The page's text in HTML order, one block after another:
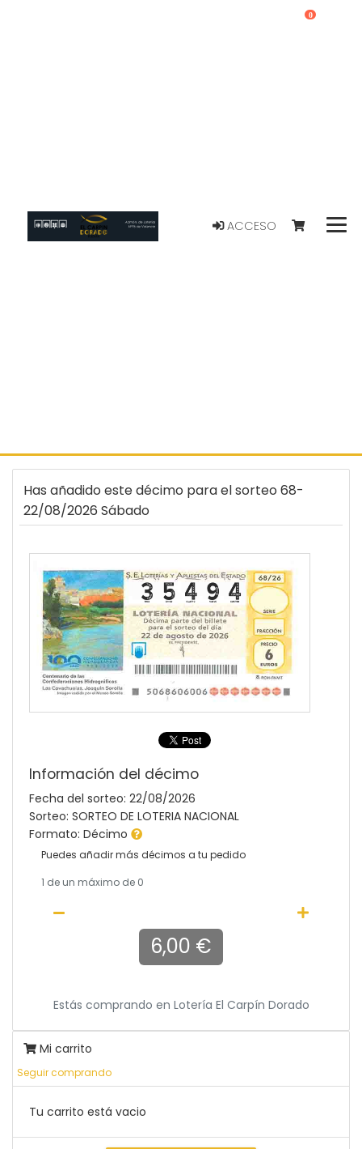
ACCESO
0
Has añadido este décimo para el sorteo 68-
22/08/2026 Sábado
Información del décimo
Fecha del sorteo: 22/08/2026
Sorteo: SORTEO DE LOTERIA NACIONAL
Formato: Décimo
Puedes añadir más décimos a tu pedido
1 de un máximo de 0
6,00 €
Estás comprando en Lotería El Carpín Dorado
Mi carrito
Seguir comprando
Tu carrito está vacio